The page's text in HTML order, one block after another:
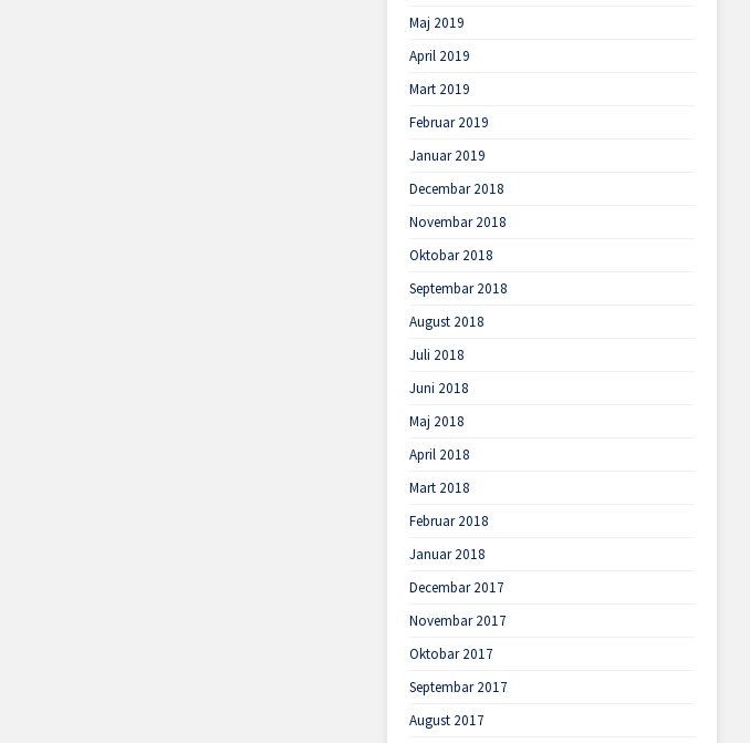
Maj 2019
April 2019
Mart 2019
Februar 2019
Januar 2019
Decembar 2018
Novembar 2018
Oktobar 2018
Septembar 2018
August 2018
Juli 2018
Juni 2018
Maj 2018
April 2018
Mart 2018
Februar 2018
Januar 2018
Decembar 2017
Novembar 2017
Oktobar 2017
Septembar 2017
August 2017